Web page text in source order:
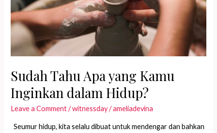
Sudah Tahu Apa yang Kamu
Inginkan dalam Hidup?
Leave a Comment /witnessday/ameliadevina
Seumur hidup, kita selalu dibuat untuk mendengar dan bahkan